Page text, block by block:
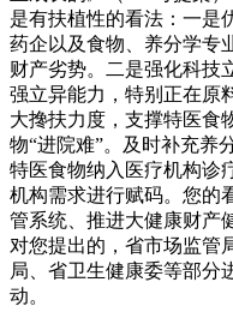
是有扶植性的看法：一是
药企以及食物、养分学专
财产劣势。二是强化科技
强立异能力，特别正在原
大搀扶力度，支撑特医食
物“进院难”。及时补充养
特医食物纳入医疗机构诊
机构需求进行赋码。您的
管系统、推进大健康财产
对您提出的，省市场监管
局、省卫生健康委等部分
动。